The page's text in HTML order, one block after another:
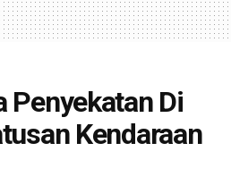
Penyekatan Di
Kendaraan